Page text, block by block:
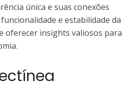
única e suas conexões
e estabilidade da
oferecer insights valiosos para